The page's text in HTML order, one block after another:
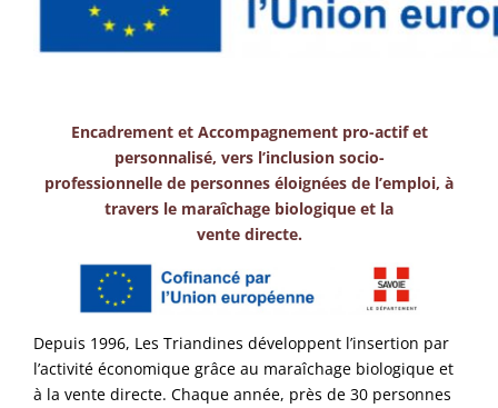
Encadrement et Accompagnement pro-actif et
personnalisé, vers l’inclusion socio-
professionnelle de personnes éloignées de l’emploi, à
travers le maraîchage biologique et la
vente directe.
Depuis 1996, Les Triandines développent l’insertion par
l’activité économique grâce au maraîchage biologique et
à la vente directe. Chaque année, près de 30 personnes